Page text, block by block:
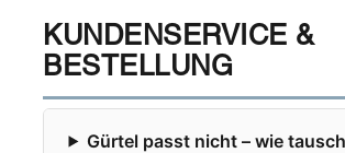
KUNDENSERVICE &
BESTELLUNG
Gürtel passt nicht – wie